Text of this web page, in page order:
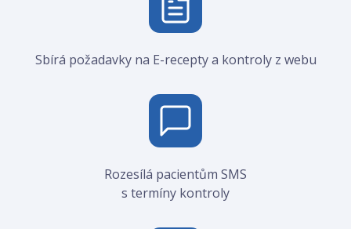
Sbírá požadavky na E-recepty a kontroly z webu
Rozesílá pacientům SMS
s termíny kontroly